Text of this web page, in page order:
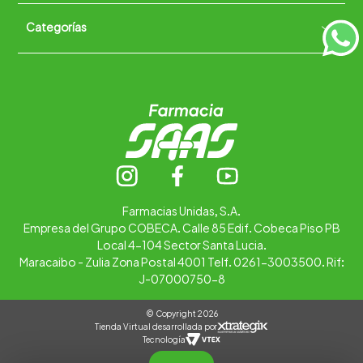
Quiénes somos
Trabaja con nosotros
Categorías +
Farmacias Unidas, S.A.
Empresa del Grupo COBECA. Calle 85 Edif. Cobeca Piso PB
Local 4-104 Sector Santa Lucia.
Maracaibo - Zulia Zona Postal 4001 Telf. 0261-3003500. Rif:
J-07000750-8
© Copyright 2026
Tienda Virtual desarrollada por
Tecnología